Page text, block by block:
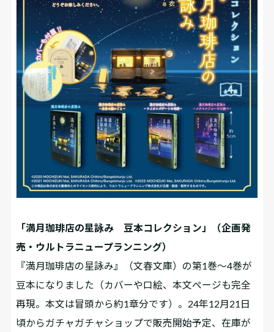
「満月珈琲店の星詠み 豆本コレクション」（企画発
売・ウルトラニュープランニング）
『満月珈琲店の星詠み』（文春文庫）の第1巻～4巻が
豆本になりました（カバーや口絵、本文ページも完全
再現。本文は冒頭から約1章分です）。24年12月21日
頃からガチャガチャショップで販売開始予定、在庫が